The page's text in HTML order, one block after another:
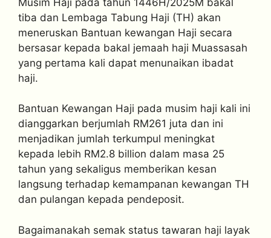
tiba dan Lembaga Tabung Haji (TH) akan
meneruskan Bantuan kewangan Haji secara
bersasar kepada bakal jemaah haji Muassasah
yang pertama kali dapat menunaikan ibadat
haji.
Bantuan Kewangan Haji pada musim haji kali ini
dianggarkan berjumlah RM261 juta dan ini
menjadikan jumlah terkumpul meningkat
kepada lebih RM2.8 billion dalam masa 25
tahun yang sekaligus memberikan kesan
langsung terhadap kemampanan kewangan TH
dan pulangan kepada pendeposit.
Bagaimanakah semak status tawaran haji layak